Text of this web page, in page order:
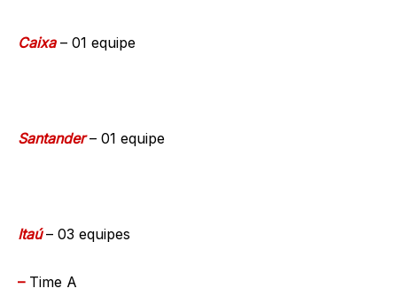
Caixa– 01 equipe
Santander– 01 equipe
Itaú– 03 equipes
–Time A